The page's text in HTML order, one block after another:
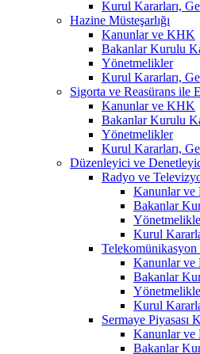
Kurul Kararları,
Hazine Müsteşarlığı
Kanunlar ve KHK
Bakanlar Kurulu
Yönetmelikler
Kurul Kararları,
Sigorta ve Reasürans ile
Kanunlar ve KHK
Bakanlar Kurulu
Yönetmelikler
Kurul Kararları,
Düzenleyici ve
Radyo ve
Kanunlar
Bakanlar
Kurul
Kanunlar
Bakanlar
Kurul
Sermaye Piyasası
Kanunlar
Bakanlar